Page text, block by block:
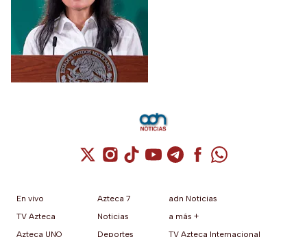
Cuenta de X / Twitter (se abre en una
Cuenta de Instagram (se abre en una
Cuenta de TikTok (se abre en
Cuenta de YouTube (se abre
Cuenta de Telegram (se
Cuenta de
Cuenta de
En vivo
TV Azteca
Azteca UNO
Azteca 7
Noticias
Deportes
adn Noticias
a más +
TV Azteca Internacional